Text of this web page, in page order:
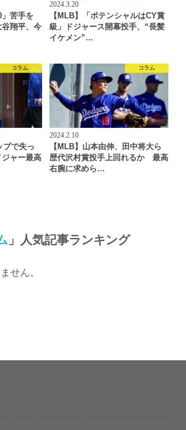
」苦手を
翔平、今
2024.3.20
【MLB】「ポテンシャルはCY賞
級」ドジャース開幕投手、“長髪
イケメン”…
コラム
プで失っ
ャー最高
コラム
2024.2.10
【MLB】山本由伸、田中将大ら
歴代沢村賞投手上回れるか 最高
右腕に求めら…
」人気記事ランキング
せん。